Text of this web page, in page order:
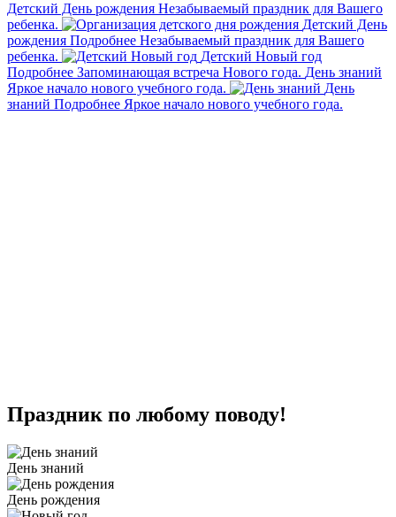
Детский День рождения Незабываемый праздник для Вашего
ребенка.
Детский День
рождения Подробнее Незабываемый праздник для Вашего
ребенка.
Детский Новый год
Подробнее Запоминающая встреча Нового года. День знаний
Яркое начало нового учебного года.
День
знаний Подробнее Яркое начало нового учебного года.
Праздник по любому поводу!
День знаний
День рождения